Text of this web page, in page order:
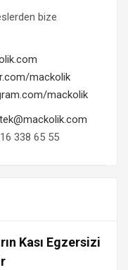
bize
mackolik
mackolik
338 65 55
Kası Egzersizi